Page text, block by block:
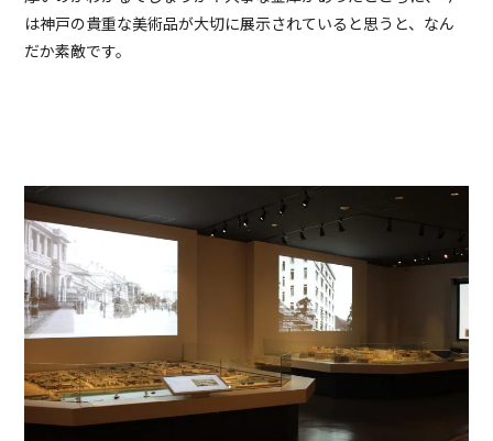
は神戸の貴重な美術品が大切に展示されていると思うと、なん
だか素敵です。